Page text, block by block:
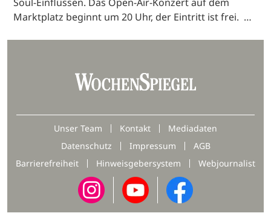
Marktplatz beginnt um 20 Uhr, der Eintritt ist frei. …
Unser Team Kontakt
Mediadaten
Datenschutz
Impressum
AGB
Barrierefreiheit
Hinweisgebersystem Webjournalist